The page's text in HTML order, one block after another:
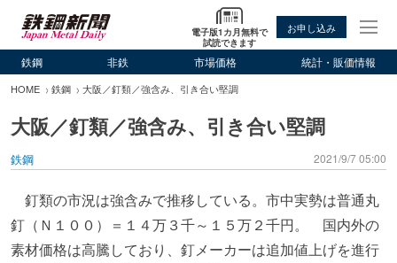
電子版1カ月無料で
試読できます
お申し込み
鉄鋼 非鉄 市場価格 統計・販価情報
HOME 鉄鋼 大阪／釘類／強含み、引き合い堅調
大阪／釘類／強含み、引き合い堅調
鉄鋼 2021/9/7 05:00
釘類の市況は強含みで推移している。市中実勢は普通丸
釘（Ｎ１００）＝１４万３千～１５万２千円。 国内外の
素材価格は高騰しており、釘メーカーは追加値上げを進行